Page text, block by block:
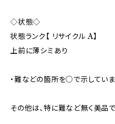
◇状態◇
状態ランク【 リサイクル A】
上前に薄シミあり
・難などの箇所を○で示してい
その他は、特に難など無く美品